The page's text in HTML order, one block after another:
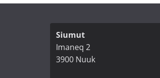
Siumut
Imaneq 2
3900 Nuuk